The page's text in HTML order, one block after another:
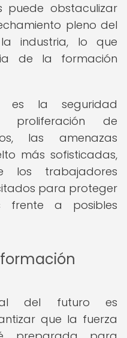
puede obstaculizar
pleno del
industria, lo que
de la formación
es la seguridad
proliferación de
las amenazas
más sofisticadas,
los trabajadores
para proteger
frente a posibles
del futuro es
que la fuerza